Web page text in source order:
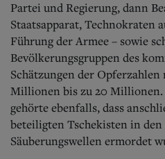
Partei und Regierung, dann
Staatsapparat, Technokraten
Führung der Armee – sowie
Bevölkerungsgruppen des
Schätzungen der Opferzahlen
Millionen bis zu 20 Millionen.
gehörte ebenfalls, dass
beteiligten Tschekisten in
Säuberungswellen ermordet